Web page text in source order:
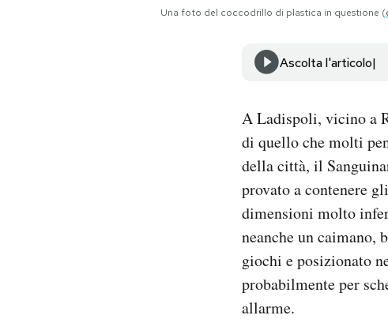
Una foto del coccodrillo di plastica in questione (
Ascolta l'articolo
A Ladispoli, vicino a
di quello che molti
della città, il
provato a contenere
dimensioni molto
neanche un caimano,
giochi e posizionato
probabilmente per
allarme.